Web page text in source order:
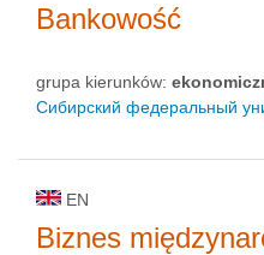
Bankowość
grupa kierunków:
Сибирский федеральный
EN
Biznes